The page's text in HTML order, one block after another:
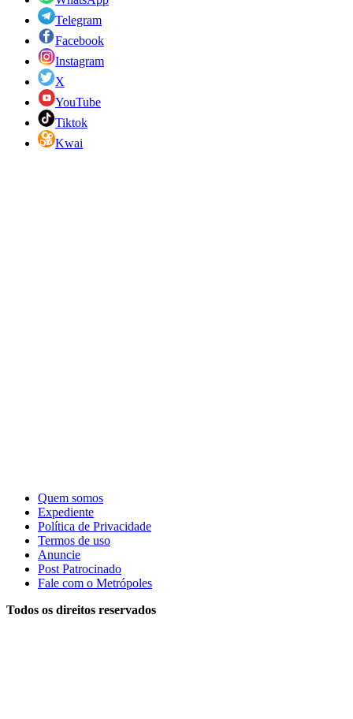
Telegram
Facebook
Instagram
X
YouTube
Tiktok
Kwai
Quem somos
Expediente
Política de Privacidade
Termos de uso
Anuncie
Post Patrocinado
Fale com o Metrópoles
Todos os direitos reservados